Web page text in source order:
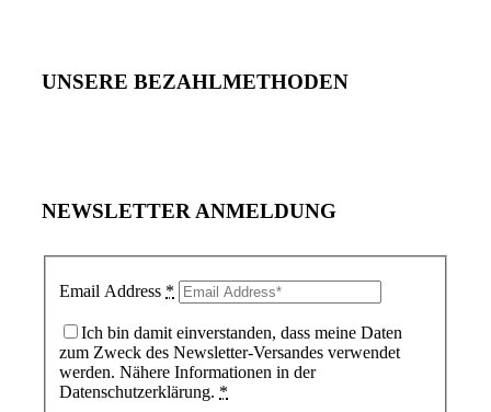
UNSERE BEZAHLMETHODEN
NEWSLETTER ANMELDUNG
Email Address *
Ich bin damit einverstanden, dass meine Daten
zum Zweck des Newsletter-Versandes verwendet
werden. Nähere Informationen in der
Datenschutzerklärung. *